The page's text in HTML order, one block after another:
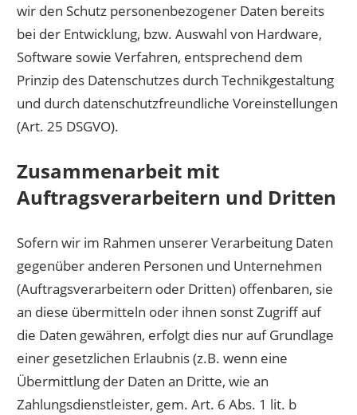
wir den Schutz personenbezogener Daten bereits
bei der Entwicklung, bzw. Auswahl von Hardware,
Software sowie Verfahren, entsprechend dem
Prinzip des Datenschutzes durch Technikgestaltung
und durch datenschutzfreundliche Voreinstellungen
(Art. 25 DSGVO).
Zusammenarbeit mit
Auftragsverarbeitern und Dritten
Sofern wir im Rahmen unserer Verarbeitung Daten
gegenüber anderen Personen und Unternehmen
(Auftragsverarbeitern oder Dritten) offenbaren, sie
an diese übermitteln oder ihnen sonst Zugriff auf
die Daten gewähren, erfolgt dies nur auf Grundlage
einer gesetzlichen Erlaubnis (z.B. wenn eine
Übermittlung der Daten an Dritte, wie an
Zahlungsdienstleister, gem. Art. 6 Abs. 1 lit. b